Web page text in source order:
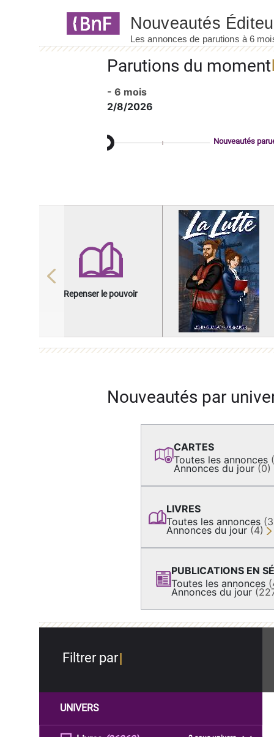
Parutions du moment
- 6 mois
2/8/2026
Nouveautés
Repenser le pouvoir
Previous
Nouveautés par
CARTES
Toutes les annonces
Annonces du jour (0)
LIVRES
Toutes les annonces
Annonces du jour (4)
PUBLICATIONS EN
Toutes les annonces
Annonces du jour
Filtrer par
UNIVERS